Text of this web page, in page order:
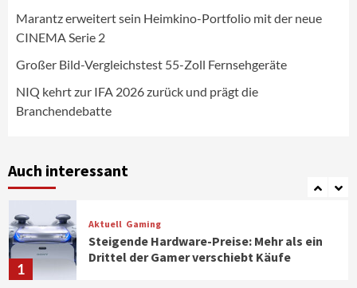
Marantz erweitert sein Heimkino-Portfolio mit der neue
CINEMA Serie 2
Großer Bild-Vergleichstest 55-Zoll Fernsehgeräte
NIQ kehrt zur IFA 2026 zurück und prägt die
Branchendebatte
Auch interessant
6
Aktuell
CHERRY baut Vertriebsteam in
7
Klimageräte und Ventilatoren
1
Aktuell Gaming
Steigende Hardware-Preise: Mehr als ein
Drittel der Gamer verschiebt Käufe